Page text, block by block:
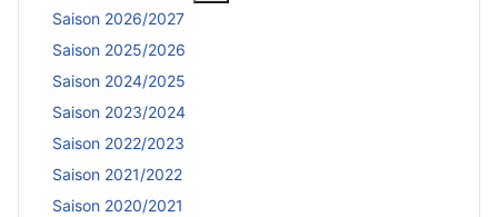
Saison 2026/2027
Saison 2025/2026
Saison 2024/2025
Saison 2023/2024
Saison 2022/2023
Saison 2021/2022
Saison 2020/2021